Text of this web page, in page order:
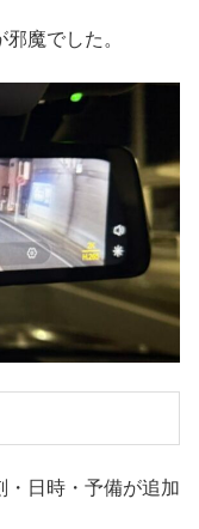
魔でした。
・日時・予備が追加